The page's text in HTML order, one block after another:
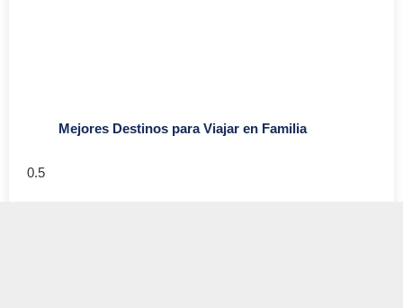
Mejores Destinos para Viajar en Familia